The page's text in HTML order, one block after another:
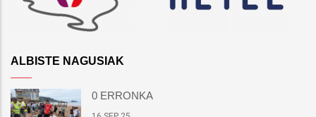
ALBISTE NAGUSIAK
0 ERRONKA